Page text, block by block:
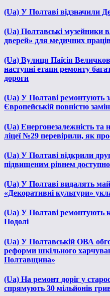
(Ua) У Полтаві відзначили
(Ua) Полтавські музейники
дверей» для медичних
(Ua) Вулиця Паїсія
наступні етапи ремонту
дороги
(Ua) У Полтаві ремонтують
Європейській повністю
(Ua) Енергонезалежність та
ліцеї №29 перевірили, як
(Ua) У Полтаві відкрили
підвищеним рівнем
(Ua) У Полтаві видалять
«Декоративні культури»
(Ua) У Полтаві ремонтують
Подолі
(Ua) У Полтавській ОВА
реформи шкільного
Полтавщина»
(Ua) На ремонт доріг у
спрямують 30 мільйонів